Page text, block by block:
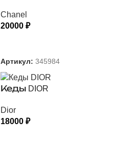
Chanel
20000 ₽
Артикул: 345984
Кеды DIOR
Dior
18000 ₽